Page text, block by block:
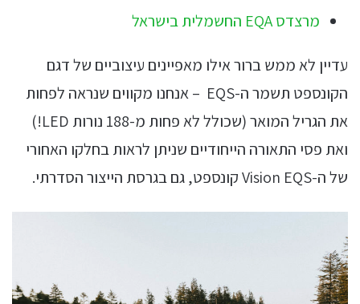
מרצדס EQA החשמלית בישראל
עדיין לא ממש ברור אילו מאפיינים עיצוביים של דגם
הקונספט תשמר ה-EQS – אנחנו מקווים שנראה לפחות
את הגריל המואר (שכולל לא פחות מ-188 נורות LED!)
ואת פסי התאורה הייחודיים שניתן לראות בחלקו האחורי
של ה-Vision EQS קונספט, גם בגרסת הייצור הסדרתי.